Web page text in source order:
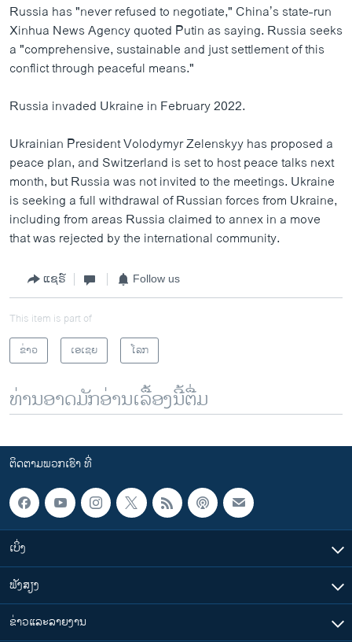
Russia has "never refused to negotiate," China’s state-run
Xinhua News Agency quoted Putin as saying. Russia seeks
a "comprehensive, sustainable and just settlement of this
conflict through peaceful means."
Russia invaded Ukraine in February 2022.
Ukrainian President Volodymyr Zelenskyy has proposed a
peace plan, and Switzerland is set to host peace talks next
month, but Russia was not invited to the meetings. Ukraine
is seeking a full withdrawal of Russian forces from Ukraine,
including from areas Russia claimed to annex in a move
that was rejected by the international community.
ແຊຣ໌ Follow us
This item is part of
ຂ່າວ
ເອເຊຍ ໂລກ
ທ່ານອາດມັກອ່ານເລື້ອງນີ້ຕື່ມ
ຕິດຕາມພວກເຮົາ ທີ່
ເບິ່ງ
ຟັງສຽງ
ຂ່າວແລະລາຍງານ